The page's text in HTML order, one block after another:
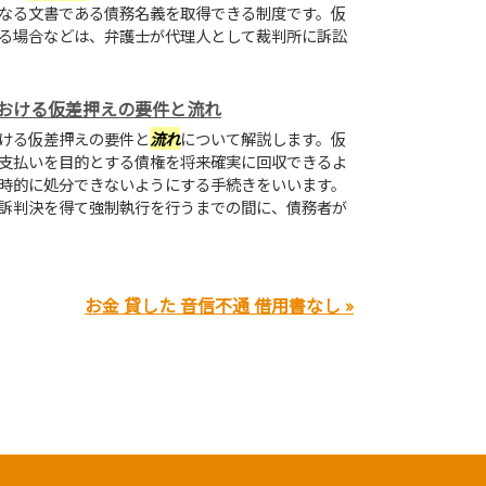
る文書である債務名義を取得できる制度です。仮
場合などは、弁護士が代理人として裁判所に訴訟
ける仮差押えの要件と流れ
る仮差押えの要件と流れについて解説します。仮
払いを目的とする債権を将来確実に回収できるよ
に処分できないようにする手続きをいいます。
判決を得て強制執行を行うまでの間に、債務者が
お金 貸した 音信不通 借用書なし »